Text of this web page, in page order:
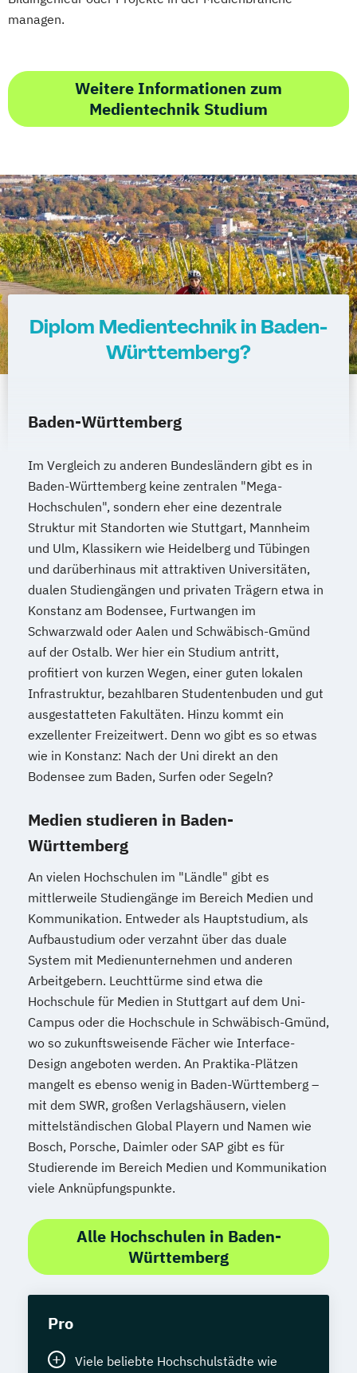
managen.
Weitere Informationen zum
Medientechnik Studium
Diplom Medientechnik in Baden-
Württemberg?
Baden-Württemberg
Im Vergleich zu anderen Bundesländern gibt es in
Baden-Württemberg keine zentralen "Mega-
Hochschulen", sondern eher eine dezentrale
Struktur mit Standorten wie Stuttgart, Mannheim
und Ulm, Klassikern wie Heidelberg und Tübingen
und darüberhinaus mit attraktiven Universitäten,
dualen Studiengängen und privaten Trägern etwa in
Konstanz am Bodensee, Furtwangen im
Schwarzwald oder Aalen und Schwäbisch-Gmünd
auf der Ostalb. Wer hier ein Studium antritt,
profitiert von kurzen Wegen, einer guten lokalen
Infrastruktur, bezahlbaren Studentenbuden und gut
ausgestatteten Fakultäten. Hinzu kommt ein
exzellenter Freizeitwert. Denn wo gibt es so etwas
wie in Konstanz: Nach der Uni direkt an den
Bodensee zum Baden, Surfen oder Segeln?
Medien studieren in Baden-
Württemberg
An vielen Hochschulen im "Ländle" gibt es
mittlerweile Studiengänge im Bereich Medien und
Kommunikation. Entweder als Hauptstudium, als
Aufbaustudium oder verzahnt über das duale
System mit Medienunternehmen und anderen
Arbeitgebern. Leuchttürme sind etwa die
Hochschule für Medien in Stuttgart auf dem Uni-
Campus oder die Hochschule in Schwäbisch-Gmünd,
wo so zukunftsweisende Fächer wie Interface-
Design angeboten werden. An Praktika-Plätzen
mangelt es ebenso wenig in Baden-Württemberg –
mit dem SWR, großen Verlagshäusern, vielen
mittelständischen Global Playern und Namen wie
Bosch, Porsche, Daimler oder SAP gibt es für
Studierende im Bereich Medien und Kommunikation
viele Anknüpfungspunkte.
Alle Hochschulen in Baden-
Württemberg
Pro
Viele beliebte Hochschulstädte wie